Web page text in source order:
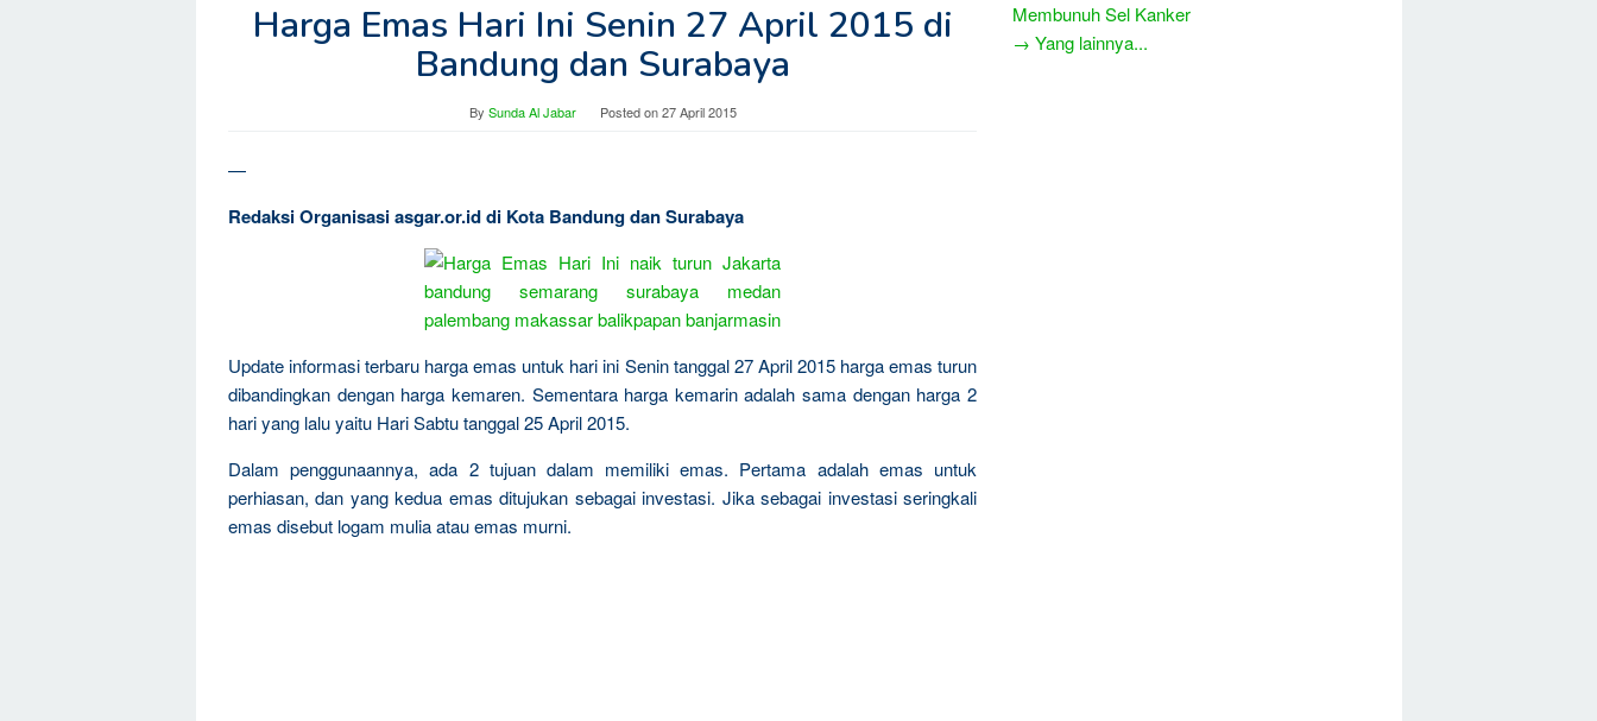
Harga Emas Hari Ini Senin 27 April 2015 di
Bandung dan Surabaya
By Sunda Al Jabar Posted on27 April 2015
—
Redaksi Organisasi asgar.or.id di Kota Bandung dan Surabaya
Update informasi terbaru harga emas untuk hari ini Senin tanggal 27 April 2015 harga emas turun
dibandingkan dengan harga kemaren. Sementara harga kemarin adalah sama dengan harga 2
hari yang lalu yaitu Hari Sabtu tanggal 25 April 2015.
Dalam penggunaannya, ada 2 tujuan dalam memiliki emas. Pertama adalah emas untuk
perhiasan, dan yang kedua emas ditujukan sebagai investasi. Jika sebagai investasi seringkali
emas disebut logam mulia atau emas murni.
Membunuh Sel Kanker
→ Yang lainnya...